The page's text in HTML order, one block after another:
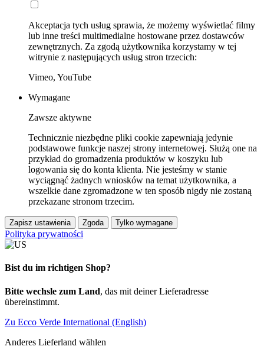
Akceptacja tych usług sprawia, że możemy wyświetlać filmy
lub inne treści multimedialne hostowane przez dostawców
zewnętrznych. Za zgodą użytkownika korzystamy w tej
witrynie z następujących usług stron trzecich:
Vimeo, YouTube
Wymagane
Zawsze aktywne
Technicznie niezbędne pliki cookie zapewniają jedynie
podstawowe funkcje naszej strony internetowej. Służą one na
przykład do gromadzenia produktów w koszyku lub
logowania się do konta klienta. Nie jesteśmy w stanie
wyciągnąć żadnych wniosków na temat użytkownika, a
wszelkie dane zgromadzone w ten sposób nigdy nie zostaną
przekazane stronom trzecim.
Zapisz ustawienia Zgoda Tylko wymagane
Polityka prywatności
Bist du im richtigen Shop?
Bitte wechsle zum Land, das mit deiner Lieferadresse
übereinstimmt.
Zu Ecco Verde International (English)
Anderes Lieferland wählen